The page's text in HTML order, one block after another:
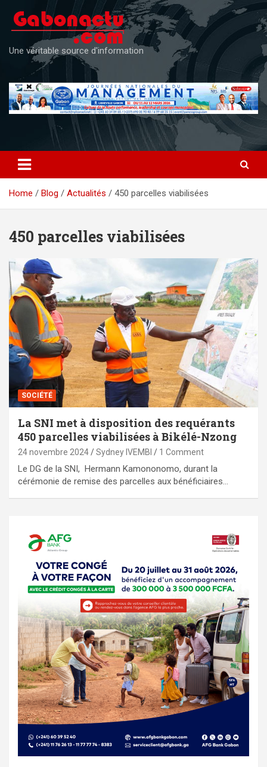
content
Une véritable source d'information
Home Blog Actualités 450 parcelles viabilisées
450 parcelles viabilisées
SOCIÉTÉ
La SNI met à disposition des requérants
450 parcelles viabilisées à Bikélé-Nzong
24 novembre 2024 Sydney IVEMBI 1 Comment
Le DG de la SNI, Hermann Kamononomo, durant la
cérémonie de remise des parcelles aux bénéficiaires…